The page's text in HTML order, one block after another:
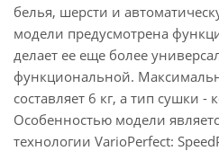
белья, шерсти и
модели предусмотрена
делает ее еще более
функциональной.
составляет 6 кг, а тип сушки -
Особенностью модели
технологии VarioPerfect: